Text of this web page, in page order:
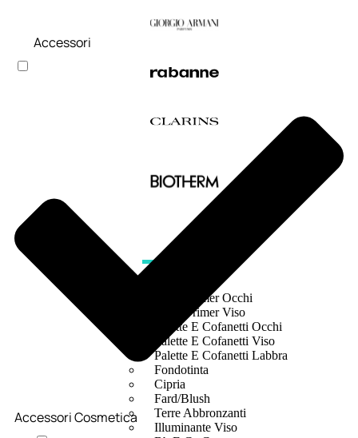
Base/ Primer Occhi
Base/ Primer Viso
Palette E Cofanetti Occhi
Palette E Cofanetti Viso
Palette E Cofanetti Labbra
Fondotinta
Cipria
Fard/Blush
Terre Abbronzanti
Illuminante Viso
Accessori
Accessori Cosmetica